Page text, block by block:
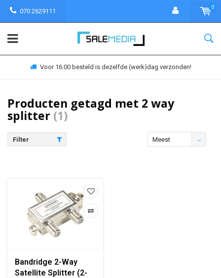
070 2629111
0
Voor 16:00 besteld is dezelfde (werk)dag verzonden!
Producten getagd met 2 way
splitter (1)
Filter
Meest
Bandridge 2-Way
Satellite Splitter (2-